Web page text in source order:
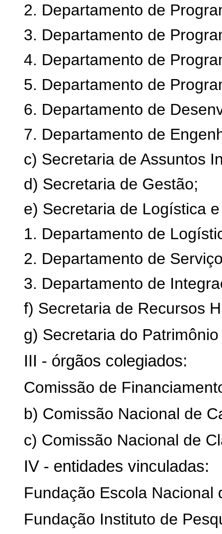
2. Departamento de
3. Departamento de
4. Departamento de
5. Departamento de
6. Departamento de
7. Departamento de
c) Secretaria de Assuntos
d) Secretaria de Gestão;
e) Secretaria de Logística
1. Departamento de
2. Departamento de
3. Departamento de
f) Secretaria de Recursos
g) Secretaria do
III - órgãos colegiados:
Comissão de
b) Comissão Nacional de
c) Comissão Nacional de
IV - entidades vinculadas:
Fundação Escola Nacional
Fundação Instituto de